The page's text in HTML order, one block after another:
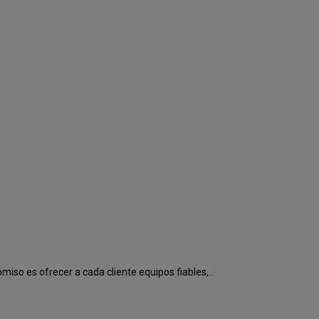
es ofrecer a cada cliente equipos fiables,...